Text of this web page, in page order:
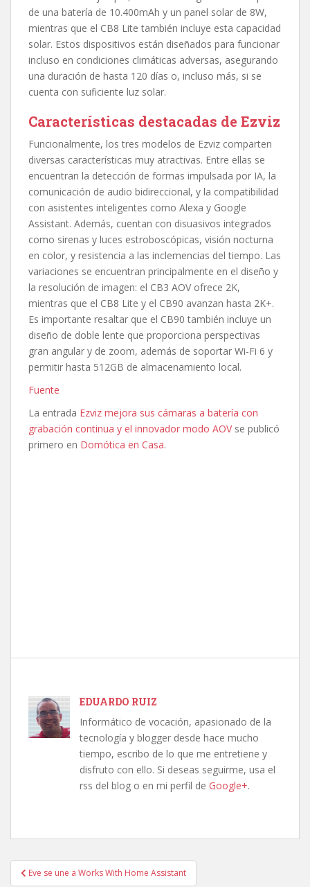
de una batería de 10.400mAh y un panel solar de 8W,
mientras que el CB8 Lite también incluye esta capacidad
solar. Estos dispositivos están diseñados para funcionar
incluso en condiciones climáticas adversas, asegurando
una duración de hasta 120 días o, incluso más, si se
cuenta con suficiente luz solar.
Características destacadas de Ezviz
Funcionalmente, los tres modelos de Ezviz comparten
diversas características muy atractivas. Entre ellas se
encuentran la detección de formas impulsada por IA, la
comunicación de audio bidireccional, y la compatibilidad
con asistentes inteligentes como Alexa y Google
Assistant. Además, cuentan con disuasivos integrados
como sirenas y luces estroboscópicas, visión nocturna
en color, y resistencia a las inclemencias del tiempo. Las
variaciones se encuentran principalmente en el diseño y
la resolución de imagen: el CB3 AOV ofrece 2K,
mientras que el CB8 Lite y el CB90 avanzan hasta 2K+.
Es importante resaltar que el CB90 también incluye un
diseño de doble lente que proporciona perspectivas
gran angular y de zoom, además de soportar Wi-Fi 6 y
permitir hasta 512GB de almacenamiento local.
Fuente
La entrada Ezviz mejora sus cámaras a batería con
grabación continua y el innovador modo AOVse publicó
primero en Domótica en Casa.
EDUARDO RUIZ
Informático de vocación, apasionado de la
tecnología y blogger desde hace mucho
tiempo, escribo de lo que me entretiene y
disfruto con ello. Si deseas seguirme, usa el
rss del blog o en mi perfil de Google+.
Navegación
Eve se une a Works With Home Assistant